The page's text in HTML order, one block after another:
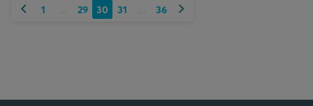
Précédent
1 29 30 31 36 Suivant